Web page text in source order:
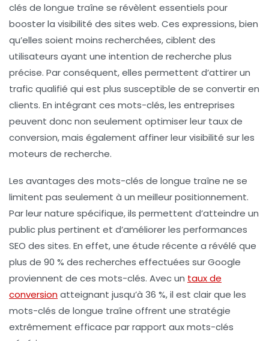
clés de longue traîne se révèlent essentiels pour
booster la visibilité des sites web. Ces expressions, bien
qu’elles soient moins recherchées, ciblent des
utilisateurs ayant une intention de recherche plus
précise. Par conséquent, elles permettent d’attirer un
trafic qualifié qui est plus susceptible de se convertir en
clients. En intégrant ces mots-clés, les entreprises
peuvent donc non seulement optimiser leur taux de
conversion, mais également affiner leurvisibilité sur les
moteurs de recherche.
Les avantages des mots-clés de longue traîne ne se
limitent pas seulement à un meilleur positionnement.
Par leur nature spécifique, ils permettent d’atteindre un
public plus pertinent et d’améliorer les performances
SEO des sites. En effet, une étude récente a révélé que
plus de 90 % des recherches effectuées sur Google
proviennent de ces mots-clés. Avec un taux de
conversionatteignant jusqu’à 36 %, il est clair que les
mots-clés de longue traîne offrent une stratégie
extrêmement efficace par rapport aux mots-clés